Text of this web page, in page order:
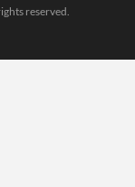
reserved.